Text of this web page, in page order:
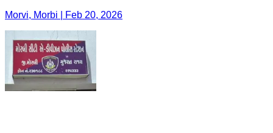
Morvi, Morbi | Feb 20, 2026